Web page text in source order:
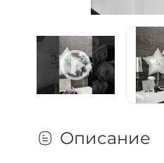
Описание